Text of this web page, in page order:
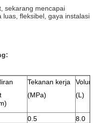
sekarang mencapai
fleksibel, gaya instalasi
Tekanan kerja
(MPa)
(L)
0.5
8.0